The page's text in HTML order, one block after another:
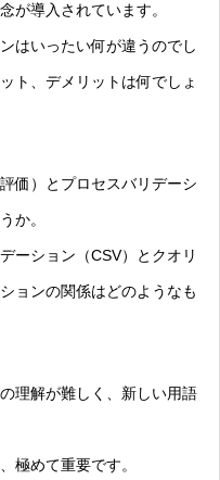
が導入されています。
はいったい何が違うのでし
ト、デメリットは何でしょ
価）とプロセスバリデーシ
か。
ーション（CSV）とクオリ
ョンの関係はどのようなも
理解が難しく、新しい用語
極めて重要です。